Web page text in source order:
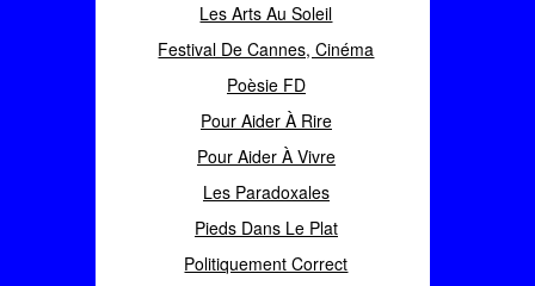
Les Arts Au Soleil
Festival De Cannes, Cinéma
Poèsie FD
Pour Aider À Rire
Pour Aider À Vivre
Les Paradoxales
Pieds Dans Le Plat
Politiquement Correct